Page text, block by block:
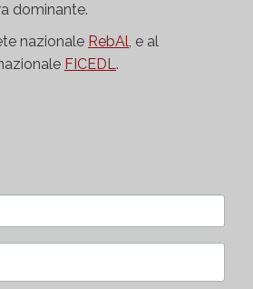
dominante.
nazionale RebAl, e al
FICEDL.